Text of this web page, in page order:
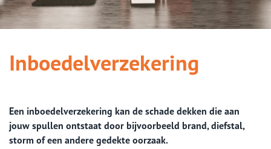
Inboedelverzekering
Een inboedelverzekering kan de schade dekken die aan
jouw spullen ontstaat door bijvoorbeeld brand, diefstal,
storm of een andere gedekte oorzaak.